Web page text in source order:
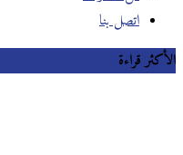
اتصل بنا
الأكثر قراءة